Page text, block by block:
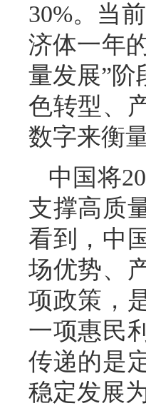
30%。当
济体一年
量发展”阶
色转型、
数字来衡量
中国将
支撑高质
看到，中
场优势、
项政策，
一项惠民
传递的是
稳定发展